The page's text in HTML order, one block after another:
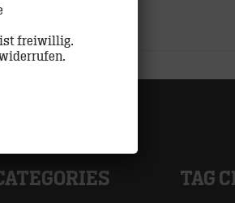
TAG
freiwillig.